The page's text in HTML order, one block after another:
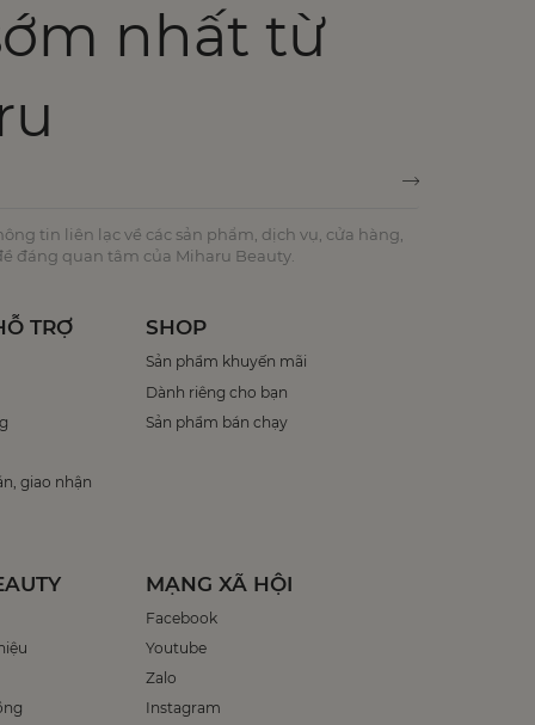
nhất từ
tin liên lạc về các sản phẩm, dịch vụ, cửa hàng,
đáng quan tâm của Miharu Beauty.
TRỢ
giao nhận
SHOP
Sản phẩm khuyến mãi
Dành riêng cho bạn
Sản phẩm bán chạy
MẠNG XÃ HỘI
Facebook
Youtube
Zalo
Instagram